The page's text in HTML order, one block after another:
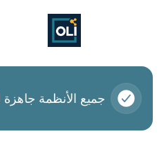
جميع الأنظمة جاهزة